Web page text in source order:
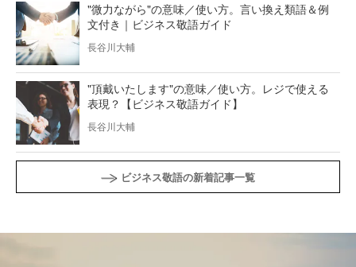
"微力ながら"の意味／使い方。言い換え類語＆例
文付き｜ビジネス敬語ガイド
長谷川大輔
"頂戴いたします"の意味／使い方。レジで使える
表現？【ビジネス敬語ガイド】
長谷川大輔
ビジネス敬語の新着記事一覧